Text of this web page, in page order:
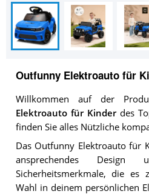
Outfunny Elektroauto für
Willkommen auf der
Elektroauto für Kinderdes
finden Sie alles Nützliche
Das Outfunny Elektroauto für
ansprechendes Design
Sicherheitsmerkmale, die es
Wahl in deinem persönlichen